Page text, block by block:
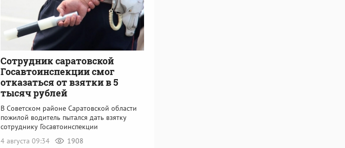
Сотрудник саратовской
Госавтоинспекции смог
отказаться от взятки в 5
тысяч рублей
В Советском районе Саратовской области
пожилой водитель пытался дать взятку
сотруднику Госавтоинспекции
4 августа 09:34
1908